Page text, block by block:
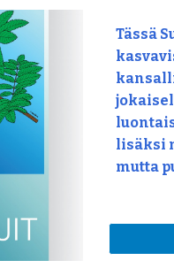
Tässä
lisäksi
mutta